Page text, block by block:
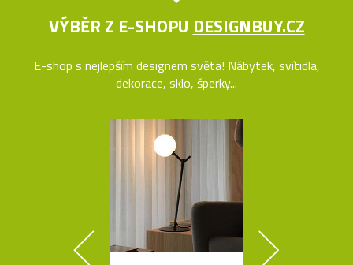
VÝBĚR Z E-SHOPU DESIGNBUY.CZ
E-shop s nejlepším designem světa! Nábytek, svítidla,
dekorace, sklo, šperky...